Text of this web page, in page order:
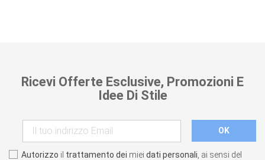
Ricevi Offerte Esclusive, Promozioni E
Idee Di Stile
Autorizzo il trattamento dei miei dati personali , ai sensi del